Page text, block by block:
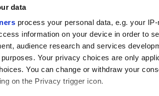
data
process your personal data, e.g. your
information on your device in order to
audience research and services
Your privacy choices are only
You can change or withdraw your
on the Privacy trigger icon.
Nützliche Links
Mein Marca Corona
Kontaktieren Sie uns
Arbeiten Sie mit uns
Galerie Marca Corona